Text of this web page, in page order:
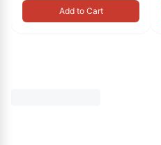
Add to Cart